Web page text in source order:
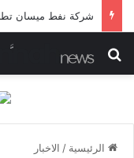
بحث عن
الرئيسية / الاخبار